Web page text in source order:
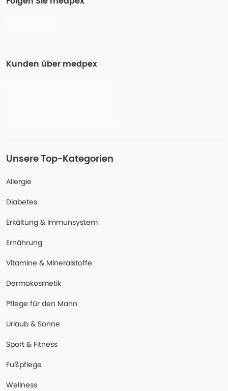
Kunden über medpex
Unsere Top-Kategorien
Allergie
Diabetes
Erkältung & Immunsystem
Ernährung
Vitamine & Mineralstoffe
Dermokosmetik
Pflege für den Mann
Urlaub & Sonne
Sport & Fitness
Fußpflege
Wellness